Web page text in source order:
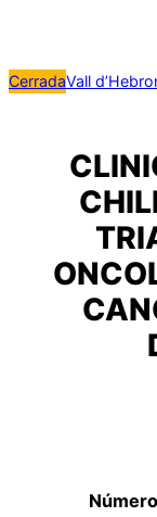
CerradaVall